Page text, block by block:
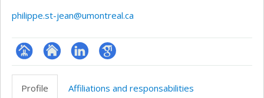
philippe.st-jean@umontreal.ca
Page
professionnelle
Site
LinkedInGoogle
Profile Affiliations and responsabilities